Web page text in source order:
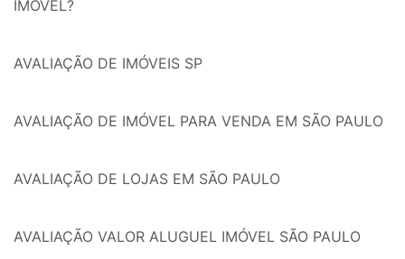
IMÓVEL?
AVALIAÇÃO DE IMÓVEIS SP
AVALIAÇÃO DE IMÓVEL PARA VENDA EM SÃO PAULO
AVALIAÇÃO DE LOJAS EM SÃO PAULO
AVALIAÇÃO VALOR ALUGUEL IMÓVEL SÃO PAULO